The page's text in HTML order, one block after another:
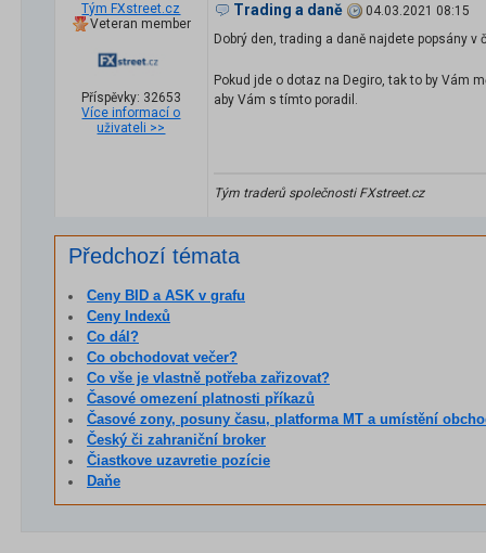
Tým FXstreet.cz
Veteran member
Příspěvky: 32653
Více informací o
uživateli >>
Trading a daně
04.03.2021 08:15
Dobrý den, trading a daně najdete popsány v
Pokud jde o dotaz na Degiro, tak to by Vám
aby Vám s tímto poradil.
Tým traderů společnosti FXstreet.cz
Předchozí témata
Ceny BID a ASK v grafu
Ceny Indexů
Co dál?
Co obchodovat večer?
Co vše je vlastně potřeba zařizovat?
Časové omezení platnosti příkazů
Časové zony, posuny času, platforma MT a umístění obchodních
Český či zahraniční broker
Čiastkove uzavretie pozície
Daňe